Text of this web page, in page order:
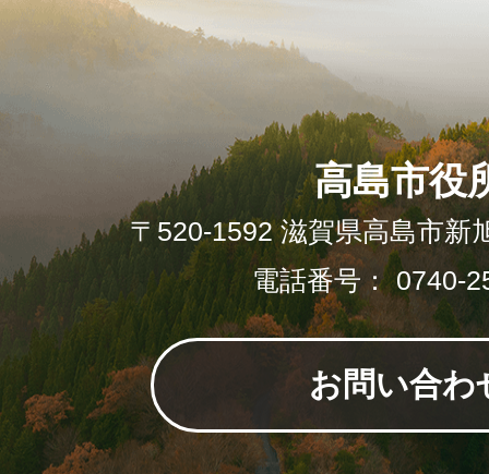
高島市役
〒520-1592 滋賀県高島市新
電話番号： 0740-
お問い合わ